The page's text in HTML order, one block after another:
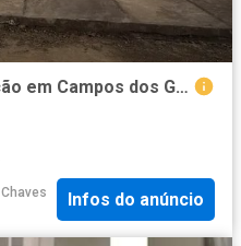
Casa / Sobrado para Locação em Campos dos Goytacazes/RJ Parque Novo Jockey 2 Quartos
Chaves
Infos do anúncio